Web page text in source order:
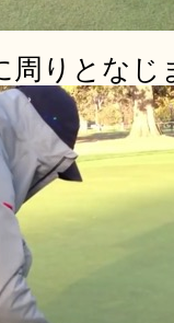
周りとなじ